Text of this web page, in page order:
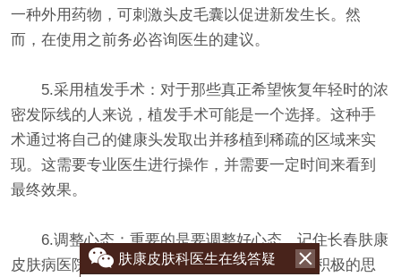
一种外用药物，可刺激头皮毛囊以促进新发生长。然
而，在使用之前务必咨询医生的建议。
5.采用植发手术：对于那些真正希望恢复年轻时的浓
密发际线的人来说，植发手术可能是一个选择。这种手
术通过将自己的健康头发取出并移植到稀疏的区域来实
现。这需要专业医生进行操作，并需要一定时间来看到
最终效果。
6.调整心态：重要的是要调整好心态，记住长春肤康
皮肤病医院的价值不仅仅取决于外貌。自信、积极的思
肤康皮肤科医生在线答疑